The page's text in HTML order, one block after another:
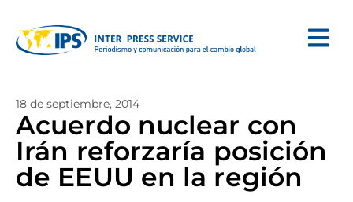
18 de septiembre, 2014
Acuerdo nuclear con
Irán reforzaría posición
de EEUU en la región